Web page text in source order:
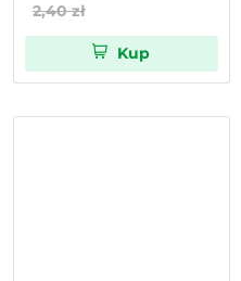
2,40 zł
Kup